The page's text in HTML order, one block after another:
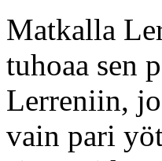
Matkalla
tuhoaa sen
Lerreniin,
vain pari